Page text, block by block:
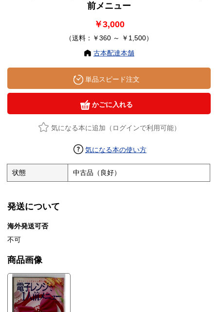
前メニュー
￥3,000
（送料：￥360 ～ ￥1,500）
古本配達本舗
単品スピード注文
かごに入れる
気になる本に追加（ログインで利用可能）
気になる本の使い方
状態 中古品（良好）
発送について
海外発送可否
不可
商品画像